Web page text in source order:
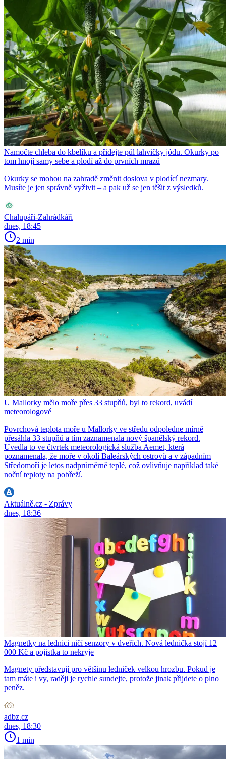
Namočte chleba do kbelíku a přidejte půl lahvičky jódu. Okurky po
tom hnojí samy sebe a plodí až do prvních mrazů
Okurky se mohou na zahradě změnit doslova v plodící nezmary.
Musíte je jen správně vyživit – a pak už se jen těšit z výsledků.
Chalupáři-Zahrádkáři
dnes, 18:45
2 min
U Mallorky mělo moře přes 33 stupňů, byl to rekord, uvádí
meteorologové
Povrchová teplota moře u Mallorky ve středu odpoledne mírně
přesáhla 33 stupňů a tím zaznamenala nový španělský rekord.
Uvedla to ve čtvrtek meteorologická služba Aemet, která
poznamenala, že moře v okolí Baleárských ostrovů a v západním
Středomoří je letos nadprůměrně teplé, což ovlivňuje například také
noční teploty na pobřeží.
Aktuálně.cz - Zprávy
dnes, 18:36
Magnetky na lednici ničí senzory v dveřích. Nová lednička stojí 12
000 Kč a pojistka to nekryje
Magnety představují pro většinu ledniček velkou hrozbu. Pokud je
tam máte i vy, raději je rychle sundejte, protože jinak přijdete o plno
peněz.
adbz.cz
dnes, 18:30
1 min